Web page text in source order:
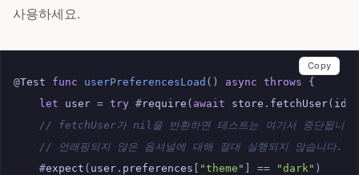
사용하세요.
@Test func userPreferencesLoad () async throws
{
let
user = try #require ( await store . fetchUser( id
// fetchUser가 nil을 반환하면 테스트는 여기서 중단됩니
// 언래핑되지 않은 옵셔널에 대해 절대 실행되지 않습니다.
#expect ( user . preferences "theme" == "dark" )
Copy